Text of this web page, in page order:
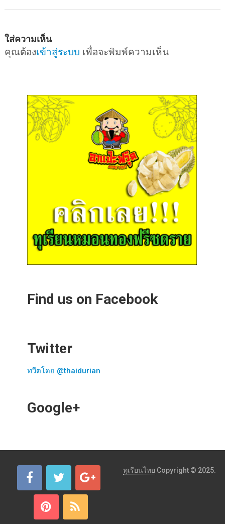
ใส่ความเห็น
คุณต้องเข้าสู่ระบบ เพื่อจะพิมพ์ความเห็น
Find us on Facebook
Twitter
ทวีตโดย @thaidurian
Google+
ทุเรียนไทย Copyright © 2025.